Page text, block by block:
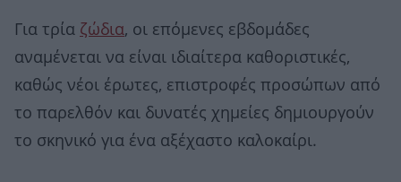
Για τρία ζώδια, οι επόμενες εβδομάδες
αναμένεται να είναι ιδιαίτερα καθοριστικές,
καθώς νέοι έρωτες, επιστροφές προσώπων από
το παρελθόν και δυνατές χημείες δημιουργούν
το σκηνικό για ένα αξέχαστο καλοκαίρι.